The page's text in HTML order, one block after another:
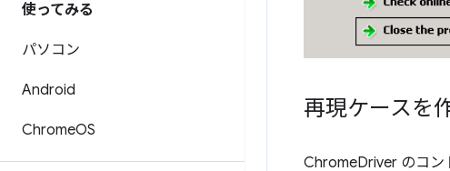
使ってみる
パソコン
Android
ChromeOS
再現ケースを
ChromeDriver のコン